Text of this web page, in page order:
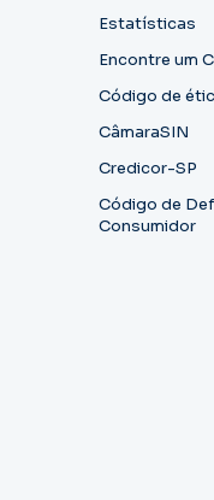
Estatísticas
Encontre um
Código de
CâmaraSIN
Credicor-SP
Código de
Consumidor